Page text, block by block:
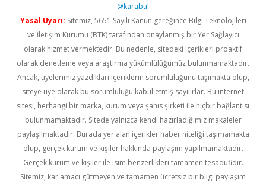
@karabul
Yasal Uyarı: Sitemiz, 5651 Sayılı Kanun gereğince Bilgi Teknolojileri
ve İletişim Kurumu (BTK) tarafından onaylanmış bir Yer Sağlayıcı
olarak hizmet vermektedir. Bu nedenle, sitedeki içerikleri proaktif
olarak denetleme veya araştırma yükümlülüğümüz bulunmamaktadır.
Ancak, üyelerimiz yazdıkları içeriklerin sorumluluğunu taşımakta olup,
siteye üye olarak bu sorumluluğu kabul etmiş sayılırlar. Bu internet
sitesi, herhangi bir marka, kurum veya şahıs şirketi ile hiçbir bağlantısı
bulunmamaktadır. Sitede yalnızca kendi hazırladığımız makaleler
paylaşılmaktadır. Burada yer alan içerikler haber niteliği taşımamakta
olup, gerçek kurum ve kişiler hakkında paylaşım yapılmamaktadır.
Gerçek kurum ve kişiler ile isim benzerlikleri tamamen tesadüfidir.
Sitemiz, kar amacı gütmeyen ve tamamen ücretsiz bir bilgi paylaşım